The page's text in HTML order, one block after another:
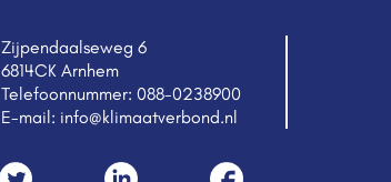
Zijpendaalseweg 6
6814CK Arnhem
Telefoonnummer: 088-0238900
E-mail: info@klimaatverbond.nl